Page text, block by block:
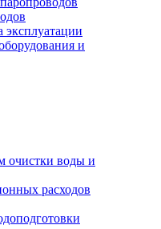
эксплуатации
и
очистки воды и
расходов